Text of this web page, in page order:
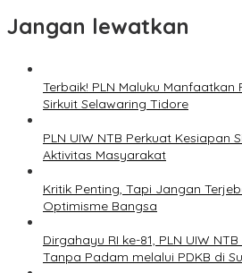
Jangan lewatkan
Terbaik! PLN Maluku Manfaatkan
Sirkuit Selawaring Tidore
PLN UIW NTB Perkuat Kesiapan
Aktivitas Masyarakat
Kritik Penting, Tapi Jangan
Optimisme Bangsa
Dirgahayu RI ke-81, PLN UIW
Tanpa Padam melalui PDKB di